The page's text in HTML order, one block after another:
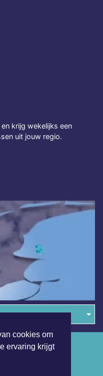
cookies om
ervaring krijgt
krijg wekelijks een
uit jouw regio.